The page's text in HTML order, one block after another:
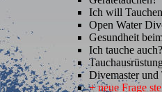
Ich will
Open Water
Gesundheit
Ich tauche auch?
Divemaster und
+ neue Frage